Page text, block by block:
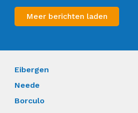
Meer berichten laden
Eibergen
Neede
Borculo